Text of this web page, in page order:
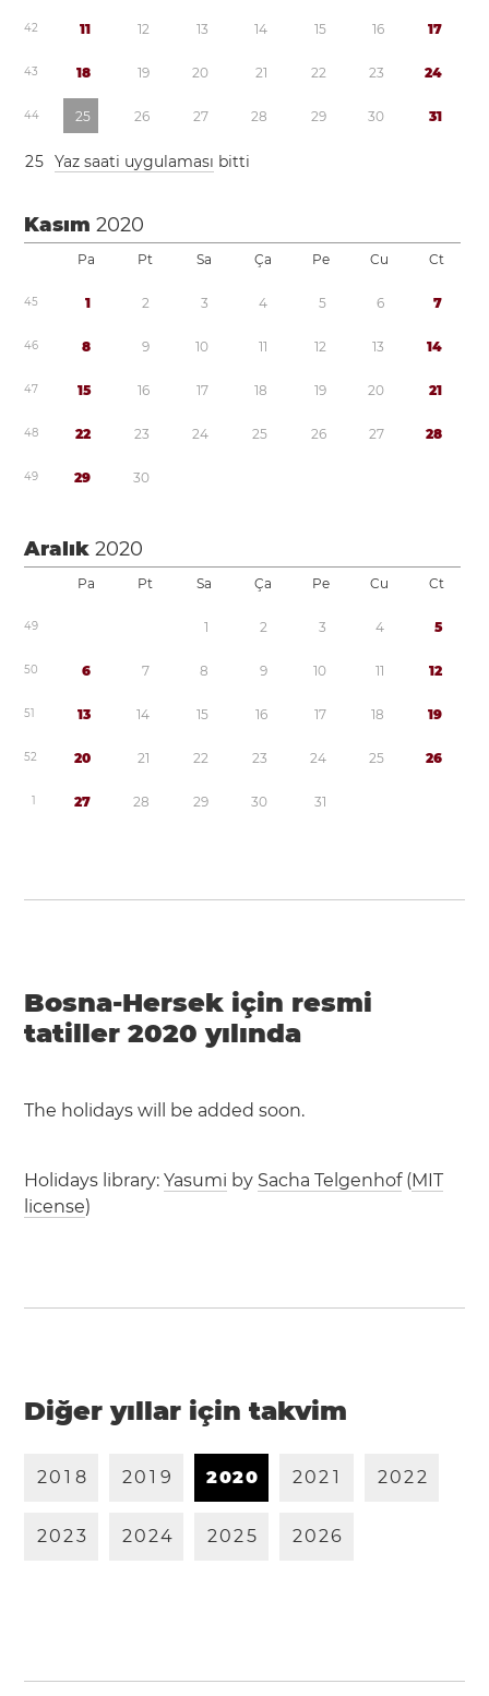
42 11 12 13 14 15 16 17
43 18 19 20 21 22 23 24
44 25 26 27 28 29 30 31
25 Yaz saati uygulaması bitti
Kasım2020
Pa Pt Sa Ça Pe Cu Ct
45 1 2 3 4 5 6 7
46 8 9 10 11 12 13 14
47 15 16 17 18 19 20 21
48 22 23 24 25 26 27 28
49 29 30
Aralık2020
Pa Pt Sa Ça Pe Cu Ct
49 1 2 3 4 5
50 6 7 8 9 10 11 12
51 13 14 15 16 17 18 19
52 20 21 22 23 24 25 26
1 27 28 29 30 31
Bosna-Hersek için resmi
tatiller 2020 yılında
The holidays will be added soon.
Holidays library:Yasumi by Sacha Telgenhof(MIT
license)
Diğer yıllar için takvim
20 1 8 20 1 9 2020 202 1 2022
2023 2024 2025 2026